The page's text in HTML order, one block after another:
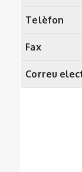
Telèfon
Fax
Correu